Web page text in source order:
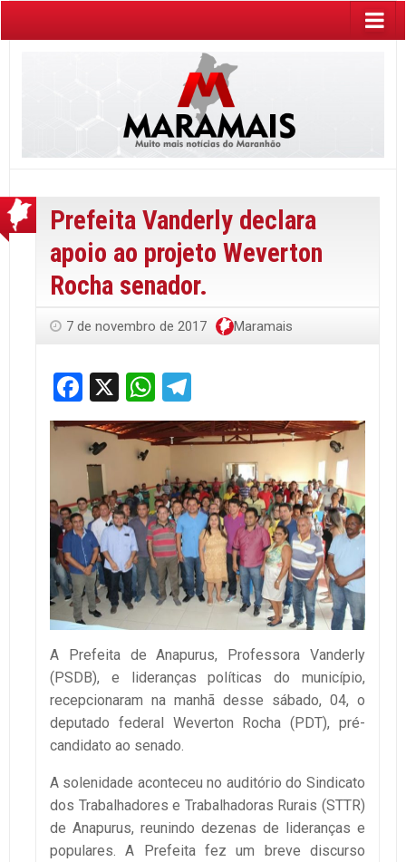
Prefeita Vanderly declara
apoio ao projeto Weverton
Rocha senador.
7 de novembro de 2017 Maramais
Facebook
X WhatsApp
A Prefeita de Anapurus, Professora Vanderly
(PSDB), e lideranças políticas do município,
recepcionaram na manhã desse sábado, 04, o
deputado federal Weverton Rocha (PDT), pré-
candidato ao senado.
A solenidade aconteceu no auditório do Sindicato
dos Trabalhadores e Trabalhadoras Rurais (STTR)
de Anapurus, reunindo dezenas de lideranças e
populares. A Prefeita fez um breve discurso